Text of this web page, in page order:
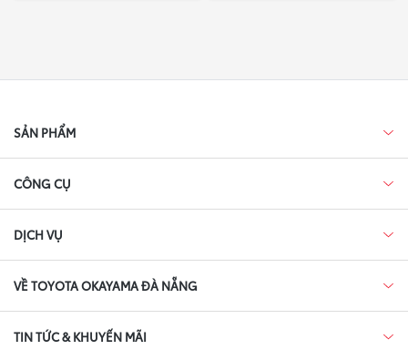
SẢN PHẨM
CÔNG CỤ
DỊCH VỤ
VỀ TOYOTA OKAYAMA ĐÀ NẴNG
TIN TỨC & KHUYẾN MÃI